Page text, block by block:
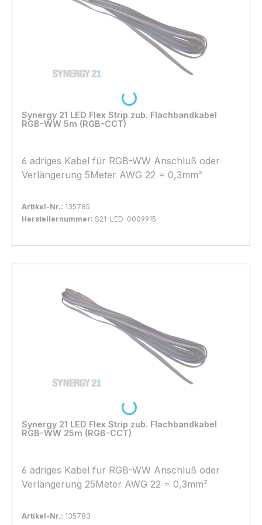
Synergy 21 LED Flex Strip zub. Flachbandkabel
RGB-WW 5m (RGB-CCT)
6 adriges Kabel für RGB-WW Anschluß oder
Verlängerung 5Meter AWG 22 = 0,3mm²
Artikel-Nr.: 135785
Herstellernummer: S21-LED-0009915
In den Warenkorb
Loading...
Synergy 21 LED Flex Strip zub. Flachbandkabel
RGB-WW 25m (RGB-CCT)
6 adriges Kabel für RGB-WW Anschluß oder
Verlängerung 25Meter AWG 22 = 0,3mm²
Artikel-Nr.: 135783
Loading...